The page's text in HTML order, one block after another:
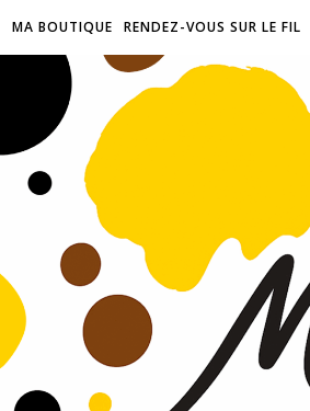
MA BOUTIQUE RENDEZ-VOUS SUR LE FIL